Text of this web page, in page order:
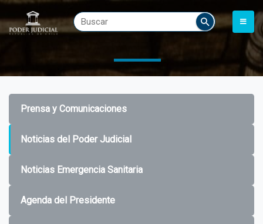
Prensa y Comunicaciones
Noticias del Poder Judicial
Noticias Emergencia Sanitaria
Agenda del Presidente